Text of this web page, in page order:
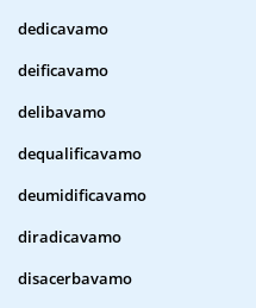
dedicavamo
deificavamo
delibavamo
dequalificavamo
deumidificavamo
diradicavamo
disacerbavamo